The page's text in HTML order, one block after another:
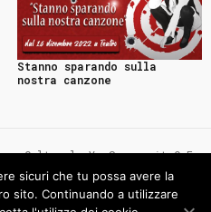
Stanno sparando sulla
nostra canzone
Culturale YouSquare.it C.F.
for Yousquare.it - Puoi
we@yousquare.it
sicuri che tu possa avere la
sito. Continuando a utilizzare